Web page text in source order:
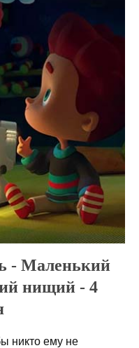
- Маленький
нищий - 4
никто ему не